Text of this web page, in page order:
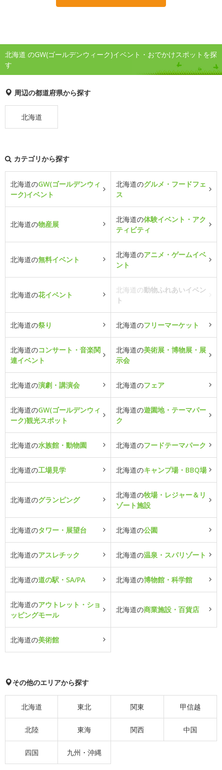
北海道 のGW(ゴールデンウィーク)イベント・おでかけスポットを探
す
周辺の都道府県から探す
北海道
カテゴリから探す
北海道のGW(ゴールデンウィ
ーク)イベント
北海道のグルメ・フードフェ
ス
北海道の物産展
北海道の体験イベント・アク
ティビティ
北海道の無料イベント
北海道のアニメ・ゲームイベ
ント
北海道の花イベント
北海道の動物ふれあいイベン
ト
北海道の祭り 北海道のフリーマーケット
北海道のコンサート・音楽関
連イベント
北海道の美術展・博物展・展
示会
北海道の演劇・講演会 北海道のフェア
北海道のGW(ゴールデンウィ
ーク)観光スポット
北海道の遊園地・テーマパー
ク
北海道の水族館・動物園 北海道のフードテーマパーク
北海道の工場見学 北海道のキャンプ場・BBQ場
北海道のグランピング
北海道の牧場・レジャー＆リ
ゾート施設
北海道のタワー・展望台 北海道の公園
北海道のアスレチック 北海道の温泉・スパリゾート
北海道の道の駅・SA/PA 北海道の博物館・科学館
北海道のアウトレット・ショ
ッピングモール
北海道の商業施設・百貨店
北海道の美術館
その他のエリアから探す
北海道 東北 関東 甲信越
北陸 東海 関西 中国
四国 九州・沖縄